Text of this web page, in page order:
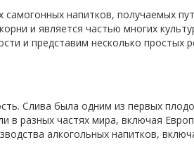
напитков, получаемых
и является частью многих
и представим несколько простых
Слива была одним из первых
в разных частях мира, включая
алкогольных напитков,